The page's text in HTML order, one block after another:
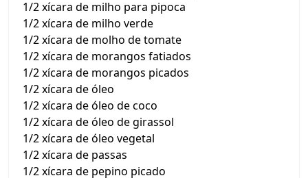
1/2 xícara de milho para pipoca
1/2 xícara de milho verde
1/2 xícara de molho de tomate
1/2 xícara de morangos fatiados
1/2 xícara de morangos picados
1/2 xícara de óleo
1/2 xícara de óleo de coco
1/2 xícara de óleo de girassol
1/2 xícara de óleo vegetal
1/2 xícara de passas
1/2 xícara de pepino picado